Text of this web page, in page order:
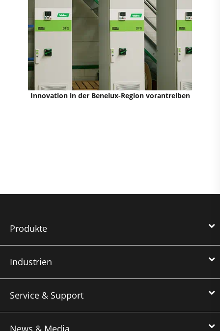
Innovation in der Benelux-Region vorantreiben
Produkte
Industrien
Service & Support
News & Media